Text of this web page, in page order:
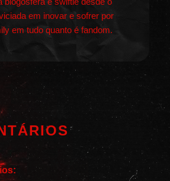
em inovar e sofrer por
em tudo quanto é fandom.